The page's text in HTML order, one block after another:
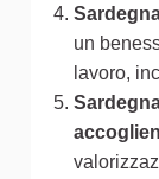
un
lavoro,